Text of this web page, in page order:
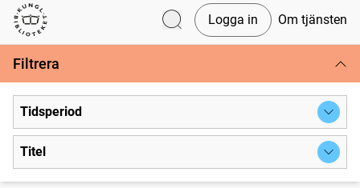
Svenska tidningar
Logga in Om tjänsten
Filtrera
Tidsperiod
Titel